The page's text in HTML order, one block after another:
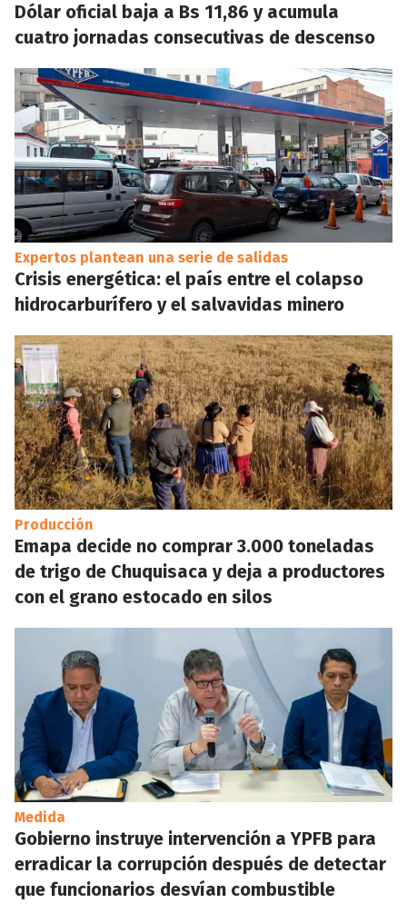
Dólar oficial baja a Bs 11,86 y acumula
cuatro jornadas consecutivas de descenso
Expertos plantean una serie de salidas
Crisis energética: el país entre el colapso
hidrocarburífero y el salvavidas minero
Producción
Emapa decide no comprar 3.000 toneladas
de trigo de Chuquisaca y deja a productores
con el grano estocado en silos
Medida
Gobierno instruye intervención a YPFB para
erradicar la corrupción después de detectar
que funcionarios desvían combustible